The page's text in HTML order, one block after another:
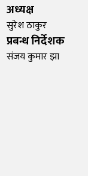
अध्यक्ष
सुरेश ठाकुर
प्रबन्ध निर्देशक
संजय कुमार झा